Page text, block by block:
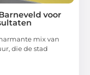
voor
mix van
die de stad